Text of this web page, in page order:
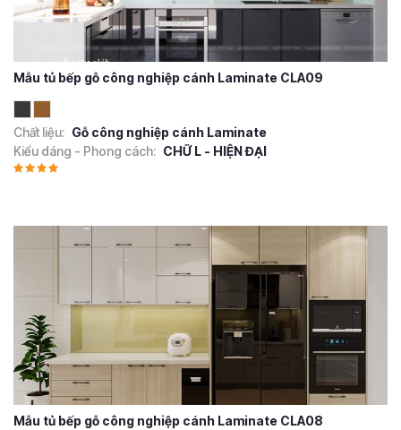
Mẫu tủ bếp gỗ công nghiệp cánh Laminate CLA09
Chất liệu: Gỗ công nghiệp cánh Laminate
Kiểu dáng - Phong cách: CHỮ L - HIỆN ĐẠI
Mẫu tủ bếp gỗ công nghiệp cánh Laminate CLA08